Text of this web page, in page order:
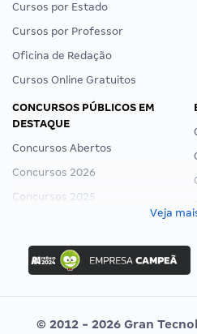
Cursos por Estado
Cursos por Professor
Oficina de Redação
Cursos Online Gratuitos
CONCURSOS PÚBLICOS EM
DESTAQUE
Concursos Abertos
Concursos 2026
Concursos 2025
Concurso Ibama
Concurso MPU
Editais publicados
Veja
© 2012 - 2026 Gran